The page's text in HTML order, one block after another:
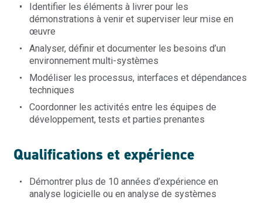
Identifier les éléments à livrer pour les
démonstrations à venir et superviser leur mise en
œuvre
Analyser, définir et documenter les besoins d’un
environnement multi-systèmes
Modéliser les processus, interfaces et dépendances
techniques
Coordonner les activités entre les équipes de
développement, tests et parties prenantes
Qualifications et expérience
Démontrer plus de 10 années d’expérience en
analyse logicielle ou en analyse de systèmes